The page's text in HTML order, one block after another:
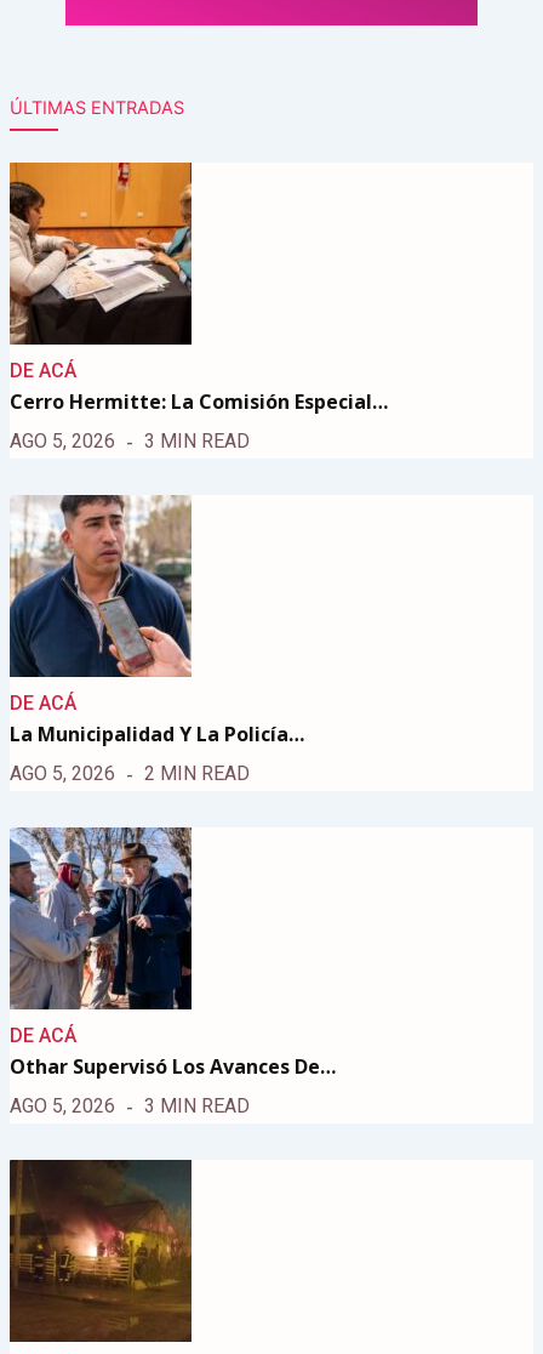
ÚLTIMAS ENTRADAS
DE ACÁ
Cerro Hermitte: La Comisión Especial…
AGO 5, 2026 3 MIN READ
DE ACÁ
La Municipalidad Y La Policía…
AGO 5, 2026 2 MIN READ
DE ACÁ
Othar Supervisó Los Avances De…
AGO 5, 2026 3 MIN READ